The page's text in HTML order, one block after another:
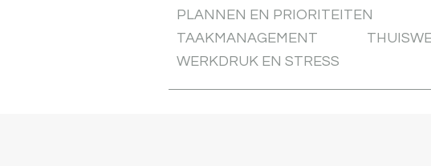
PLANNEN EN PRIORITEITEN
TAAKMANAGEMENT
WERKDRUK EN STRESS